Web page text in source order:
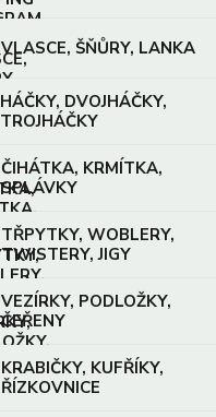
VLASCE, ŠŇŮRY, LANKA
HÁČKY, DVOJHÁČKY,
TROJHÁČKY
ČIHÁTKA, KRMÍTKA,
SPLÁVKY
TŘPYTKY, WOBLERY,
TWISTERY, JIGY
VEZÍRKY, PODLOŽKY,
ČEŘENY
KRABIČKY, KUFŘÍKY,
ŘÍZKOVNICE